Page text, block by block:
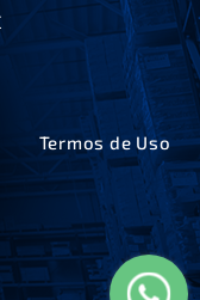
Termos de Uso